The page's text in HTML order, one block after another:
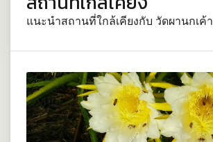
แนะนำสถานที่ใกล้เคียงกับ วัดผานกเค้า